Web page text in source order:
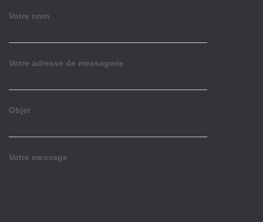
Votre nom
Votre adresse de messagerie
Objet
Votre message